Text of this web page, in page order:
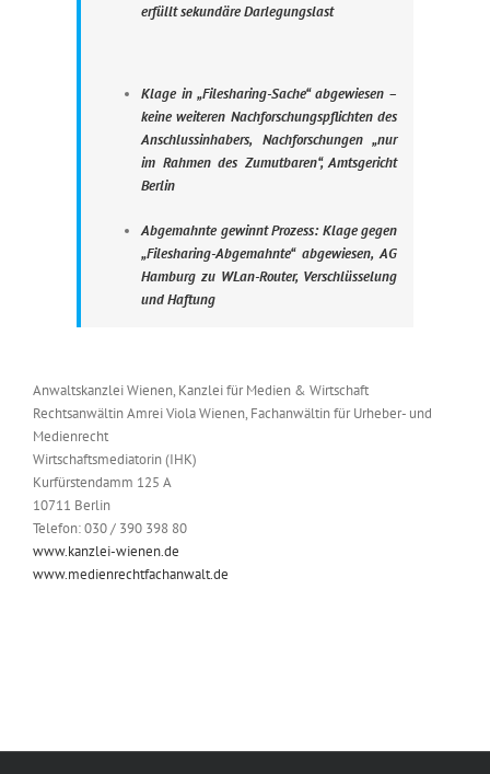
erfüllt sekundäre Darlegungslast
Klage in „Filesharing-Sache“ abgewiesen –
keine weiteren Nachforschungspflichten des
Anschlussinhabers, Nachforschungen „nur
im Rahmen des Zumutbaren“, Amtsgericht
Berlin
Abgemahnte gewinnt Prozess: Klage gegen
„Filesharing-Abgemahnte“ abgewiesen, AG
Hamburg zu WLan-Router, Verschlüsselung
und Haftung
Anwaltskanzlei Wienen, Kanzlei für Medien & Wirtschaft
Rechtsanwältin Amrei Viola Wienen, Fachanwältin für Urheber- und
Medienrecht
Wirtschaftsmediatorin (IHK)
Kurfürstendamm 125 A
10711 Berlin
Telefon: 030 / 390 398 80
www.kanzlei-wienen.de
www.medienrechtfachanwalt.de